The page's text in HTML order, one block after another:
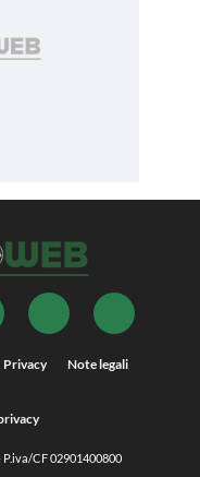
Privacy Note legali
CF 02901400800